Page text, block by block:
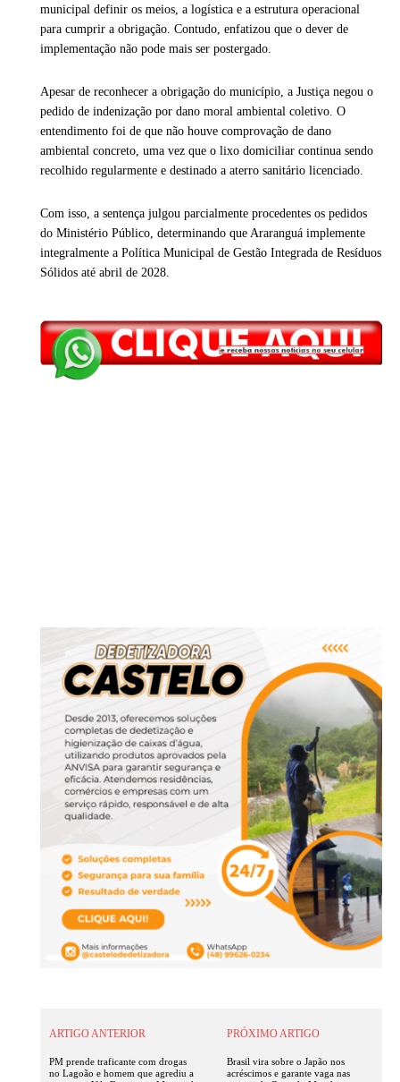
municipal definir os meios, a logística e a estrutura operacional
para cumprir a obrigação. Contudo, enfatizou que o dever de
implementação não pode mais ser postergado.
Apesar de reconhecer a obrigação do município, a Justiça negou o
pedido de indenização por dano moral ambiental coletivo. O
entendimento foi de que não houve comprovação de dano
ambiental concreto, uma vez que o lixo domiciliar continua sendo
recolhido regularmente e destinado a aterro sanitário licenciado.
Com isso, a sentença julgou parcialmente procedentes os pedidos
do Ministério Público, determinando que Araranguá implemente
integralmente a Política Municipal de Gestão Integrada de Resíduos
Sólidos até abril de 2028.
ARTIGO ANTERIOR
PM prende traficante com drogas
no Lagoão e homem que agrediu a
PRÓXIMO ARTIGO
Brasil vira sobre o Japão nos
acréscimos e garante vaga nas